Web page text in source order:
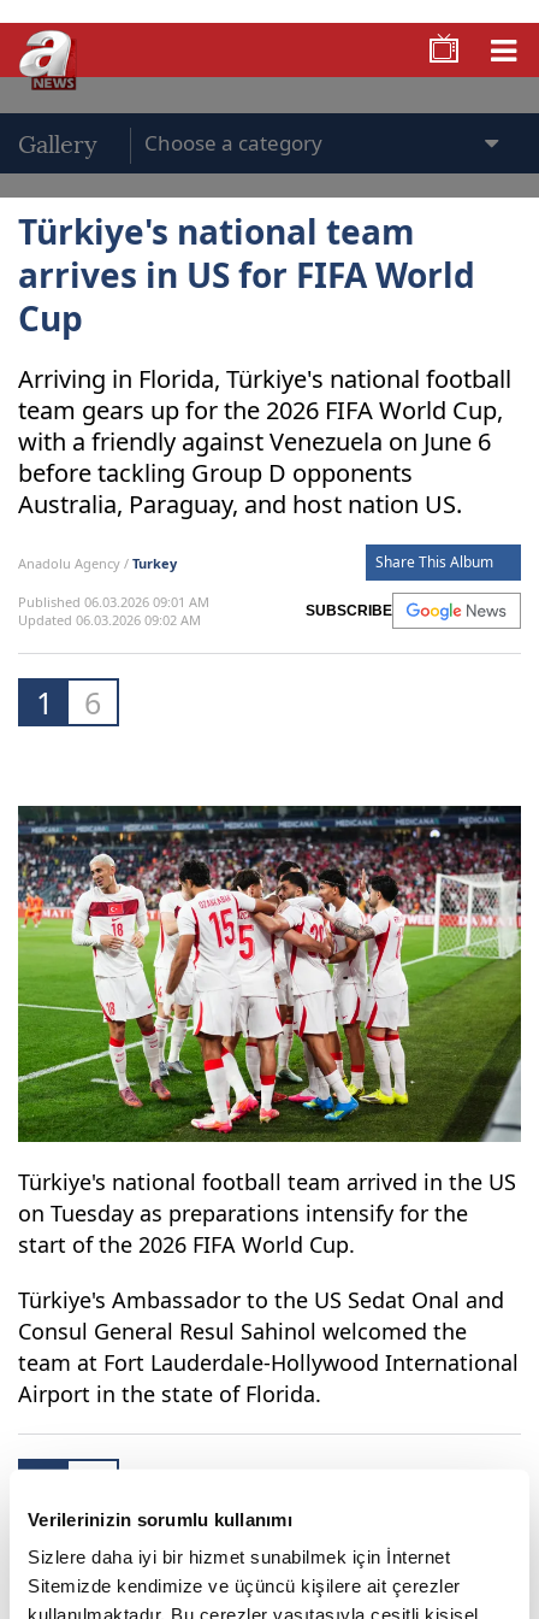
Verilerinizin sorumlu kullanımı
Sizlere daha iyi bir hizmet sunabilmek için İnternet
Sitemizde kendimize ve üçüncü kişilere ait çerezler
kullanılmaktadır. Bu çerezler vasıtasıyla çeşitli kişisel
Gallery
Türkiye's national team
arrives in US for FIFA World
Cup
Arriving in Florida, Türkiye's national football
team gears up for the 2026 FIFA World Cup,
with a friendly against Venezuela on June 6
before tackling Group D opponents
Australia, Paraguay, and host nation US.
Anadolu Agency / Turkey Share This Album
Published 06.03.2026 09:01 AM
Updated 06.03.2026 09:02 AM
SUBSCRIBE
1 6
Türkiye's national football team arrived in the US
on Tuesday as preparations intensify for the
start of the 2026 FIFA World Cup.
Türkiye's Ambassador to the US Sedat Onal and
Consul General Resul Sahinol welcomed the
team at Fort Lauderdale-Hollywood International
Airport in the state of Florida.
2